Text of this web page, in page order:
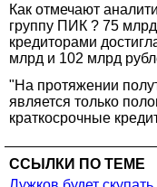
Как отмечают
группу ПИК ? 75
кредиторами
млрд и 102 млрд
"На протяжении
является только
краткосрочные
ССЫЛКИ ПО ТЕМЕ